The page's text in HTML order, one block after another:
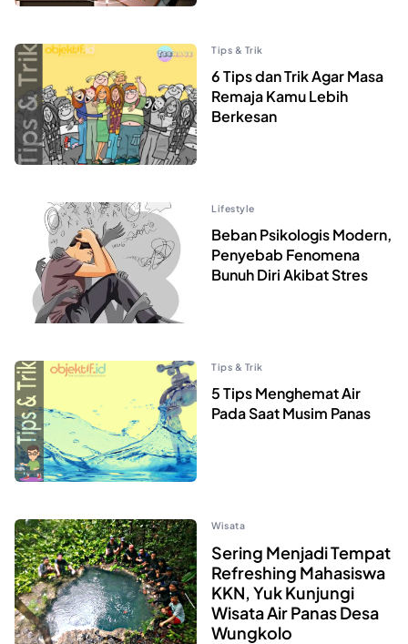
Tips & Trik
6 Tips dan Trik Agar Masa
Remaja Kamu Lebih
Berkesan
Lifestyle
Beban Psikologis Modern,
Penyebab Fenomena
Bunuh Diri Akibat Stres
Tips & Trik
5 Tips Menghemat Air
Pada Saat Musim Panas
Wisata
Sering Menjadi Tempat
Refreshing Mahasiswa
KKN, Yuk Kunjungi
Wisata Air Panas Desa
Wungkolo